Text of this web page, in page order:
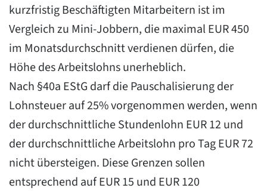
kurzfristig Beschäftigten Mitarbeitern ist im
Vergleich zu Mini-Jobbern, die maximal EUR 450
im Monatsdurchschnitt verdienen dürfen, die
Höhe des Arbeitslohns unerheblich.
Nach §40a EStG darf die Pauschalisierung der
Lohnsteuer auf 25% vorgenommen werden, wenn
der durchschnittliche Stundenlohn EUR 12 und
der durchschnittliche Arbeitslohn pro Tag EUR 72
nicht übersteigen. Diese Grenzen sollen
entsprechend auf EUR 15 und EUR 120